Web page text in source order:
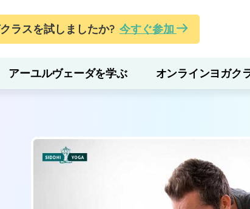
ラスを試しましたか? 今すぐ参加
アーユルヴェーダを学ぶ オンラインヨガク